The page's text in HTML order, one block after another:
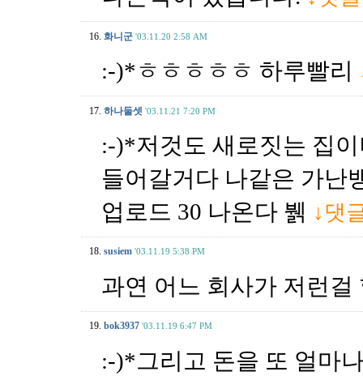
16. 화니군 '03.11.20 2:58 AM
:-)*ㅎㅎㅎㅎㅎ 하루빨리
17. 하나둘셋 '03.11.21 7:20 PM
:-)*저것도 새로짓는 집
들어갈거다 나같은 가난
업로드 30 나온다 뷁 ↓댓
18. susiem '03.11.19 5:38 PM
과연 어느 회사가 저런걸
19. bok3937 '03.11.19 6:47 PM
:-)*그리고 돈을 또 얼마